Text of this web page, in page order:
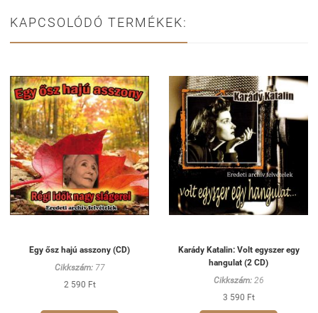
KAPCSOLÓDÓ TERMÉKEK:
Egy ősz hajú asszony (CD)
Cikkszám:77
2 590 Ft
Karády Katalin: Volt egyszer egy
hangulat (2 CD)
Cikkszám:26
3 590 Ft